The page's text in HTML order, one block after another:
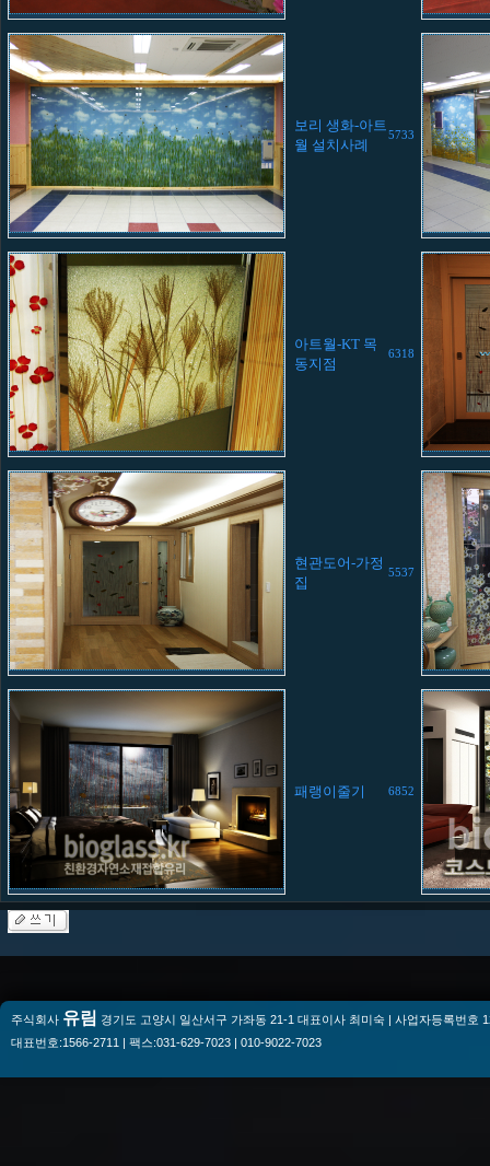
보리 생화-아트
월 설치사례
5733
아트월-KT 목
동지점
6318
현관도어-가정
집
5537
패랭이줄기 6852
주식회사 유림 경기도 고양시 일산서구 가좌동 21-1 대표이사 최미숙 | 사업자등록번호
대표번호:1566-2711 | 팩스:031-629-7023 | 010-9022-7023